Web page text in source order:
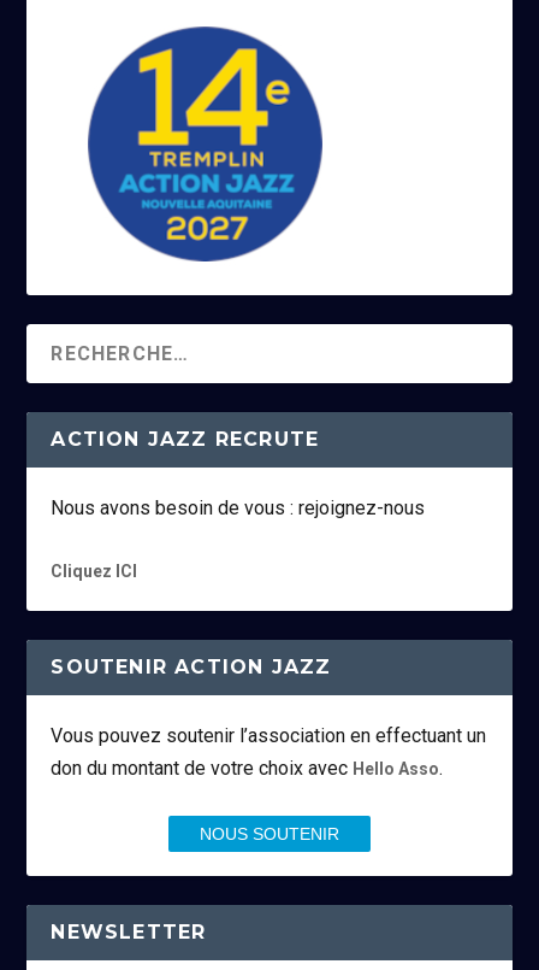
ACTION JAZZ RECRUTE
Nous avons besoin de vous : rejoignez-nous
Cliquez ICI
SOUTENIR ACTION JAZZ
Vous pouvez soutenir l’association en effectuant un
don du montant de votre choix avec Hello Asso.
NOUS SOUTENIR
NEWSLETTER